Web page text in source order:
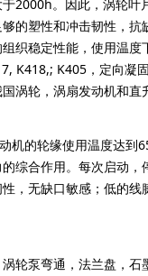
2000h。因此，涡轮
的塑性和冲击韧性，
织稳定性能，使用温
K418,; K405，定向凝
涡轮，涡扇发动机和直
的轮缘使用温度达
综合作用。每次启动
，无缺口敏感；低的
泵弯通，法兰盘，石